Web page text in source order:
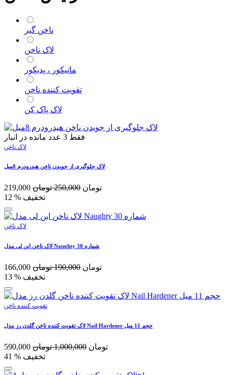
ناخن گیر
لاک ناخن
مانیکور ، پدیکور
تقویت کننده ناخن
لاک پاک کن
فقط 3 عدد مانده در انبار
لاک ناخن
لاک جلوگیری از جویدن ناخن هیدرودرم 8میل
219,000 تومان 250,000تومان
12
% تخفیف
لاک ناخن
لاک ناخن این لی مدل Naughty شماره 30
166,000 تومان 190,000تومان
13
% تخفیف
تقویت کننده ناخن
لاک تقویت کننده ناخن گلدن رز مدل Nail Hardener حجم 11 میل
590,000 تومان 1,000,000تومان
41
% تخفیف